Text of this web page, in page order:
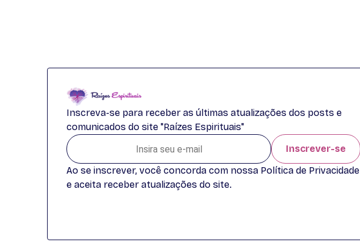
Inscreva-se para receber as últimas atualizações dos posts e
comunicados do site "Raízes Espirituais"
Inscrever-se
Ao se inscrever, você concorda com nossa Política de Privacidade
e aceita receber atualizações do site.